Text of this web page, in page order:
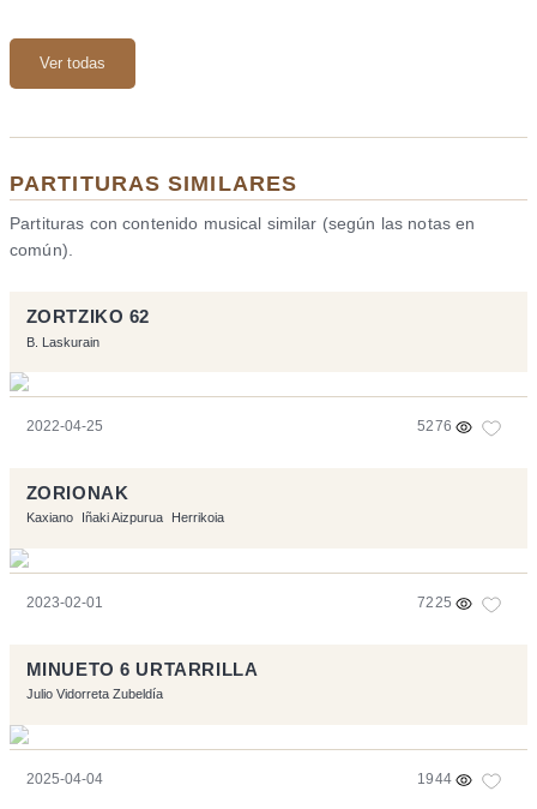
Ver todas
PARTITURAS SIMILARES
Partituras con contenido musical similar (según las notas en
común).
ZORTZIKO 62
B. Laskurain
2022-04-25 5276
ZORIONAK
Kaxiano Iñaki Aizpurua Herrikoia
2023-02-01 7225
MINUETO 6 URTARRILLA
Julio Vidorreta Zubeldía
2025-04-04 1944